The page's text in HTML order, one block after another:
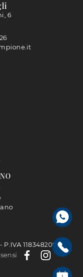
6
11834820968 |